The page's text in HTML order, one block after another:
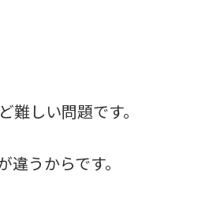
難しい問題です。
うからです。